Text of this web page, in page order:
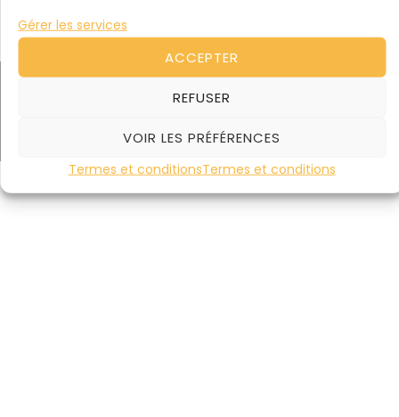
Gérer les services
ACCEPTER
REFUSER
VOIR LES PRÉFÉRENCES
Termes et conditionsTermes et conditions
© 2026 Centre de Médiation du Barreau de Rouen. Tous
réservés.